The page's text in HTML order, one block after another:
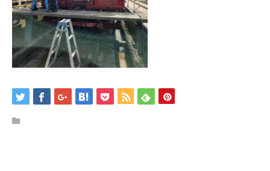
Instagram